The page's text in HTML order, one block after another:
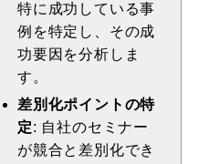
特に成功している事
例を特定し、その成
功要因を分析しま
す。
差別化ポイントの特
定: 自社のセミナー
が競合と差別化でき